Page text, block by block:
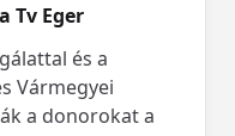
Tv Eger
és a
Vármegyei
a donorokat a